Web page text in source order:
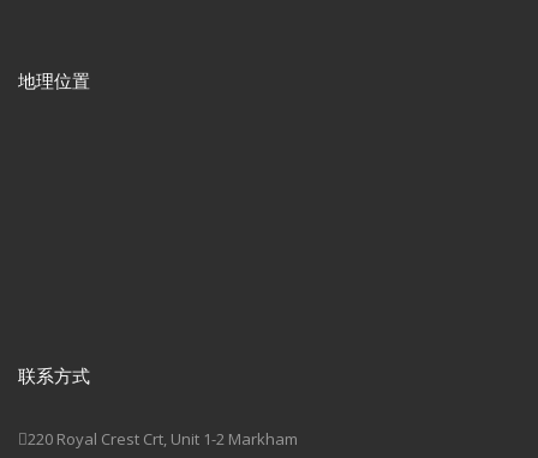
地理位置
联系方式
220 Royal Crest Crt, Unit 1-2 Markham